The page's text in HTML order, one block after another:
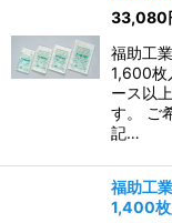
33,080
福助工
1,600枚
ース以
す。 ご
記…
福助工
1,400枚